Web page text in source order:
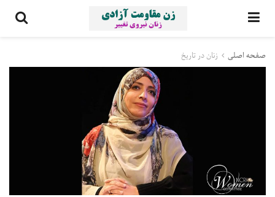
صفحه اصلی زنان در تاریخ